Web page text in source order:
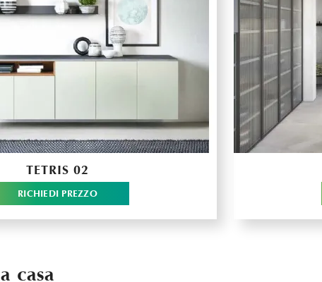
TETRIS 02
RICHIEDI PREZZO
casa